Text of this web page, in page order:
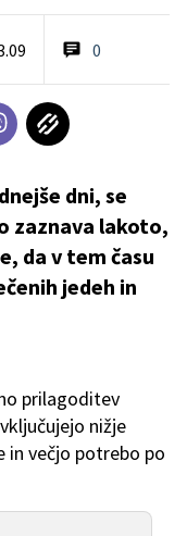
0
dni, se
zaznava lakoto,
da v tem času
jedeh in
prilagoditev
nižje
in večjo potrebo po